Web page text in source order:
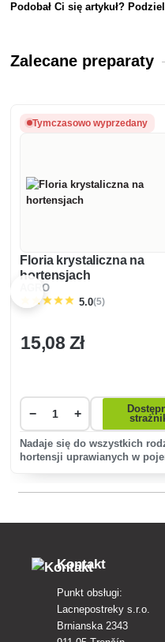
Podobał Ci się artykuł?
Zalecane preparaty
Tymczasowo wyprzedany
Floria krystaliczna na
hortensjach
AGRO
5.0(5)
15,08 Zł
− +
Nadaje się do wszystkich
hortensji uprawianych w
Kontakt
Punkt obsługi:
Lacnepostreky s.r.o.
Brnianska 2343